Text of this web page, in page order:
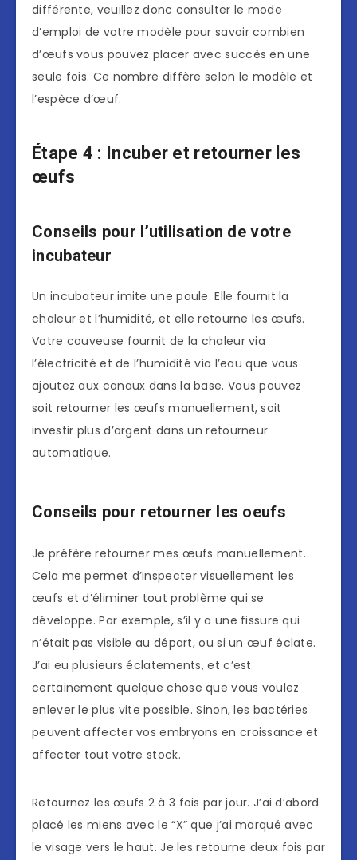
différente, veuillez donc consulter le mode
d’emploi de votre modèle pour savoir combien
d’œufs vous pouvez placer avec succès en une
seule fois. Ce nombre diffère selon le modèle et
l’espèce d’œuf.
Étape 4 : Incuber et retourner les
œufs
Conseils pour l’utilisation de votre
incubateur
Un incubateur imite une poule. Elle fournit la
chaleur et l’humidité, et elle retourne les œufs.
Votre couveuse fournit de la chaleur via
l’électricité et de l’humidité via l’eau que vous
ajoutez aux canaux dans la base. Vous pouvez
soit retourner les œufs manuellement, soit
investir plus d’argent dans un retourneur
automatique.
Conseils pour retourner les oeufs
Je préfère retourner mes œufs manuellement.
Cela me permet d’inspecter visuellement les
œufs et d’éliminer tout problème qui se
développe. Par exemple, s’il y a une fissure qui
n’était pas visible au départ, ou si un œuf éclate.
J’ai eu plusieurs éclatements, et c’est
certainement quelque chose que vous voulez
enlever le plus vite possible. Sinon, les bactéries
peuvent affecter vos embryons en croissance et
affecter tout votre stock.
Retournez les œufs 2 à 3 fois par jour. J’ai d’abord
placé les miens avec le “X” que j’ai marqué avec
le visage vers le haut. Je les retourne deux fois par